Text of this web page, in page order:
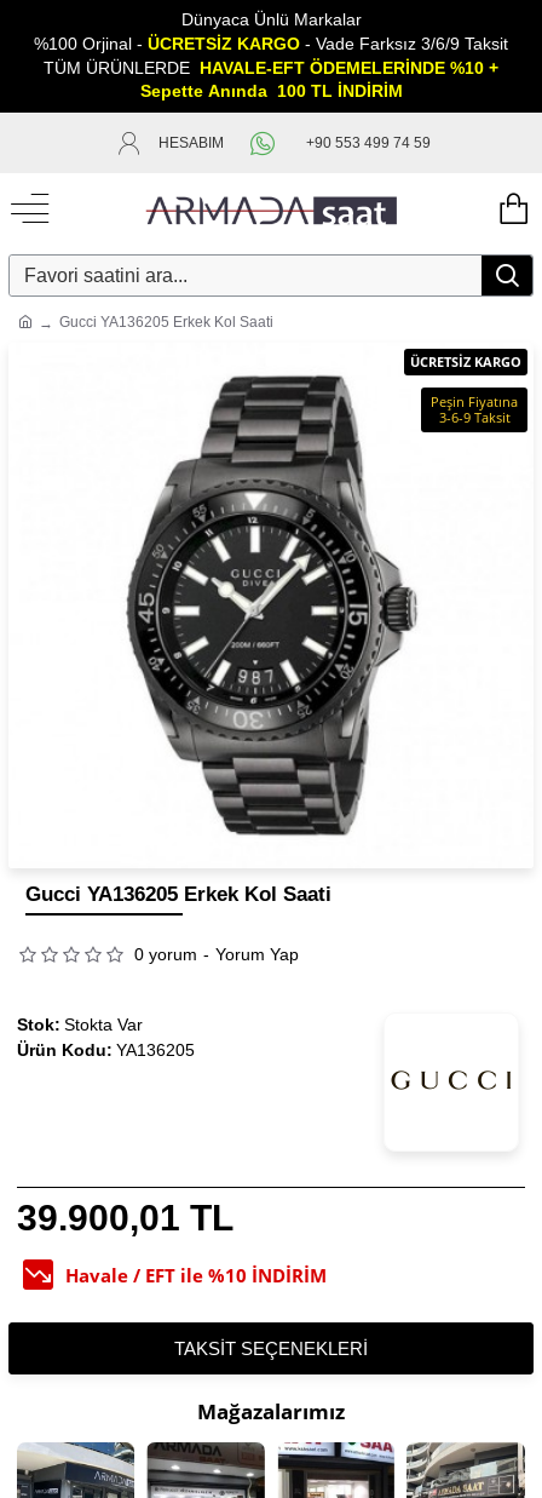
Dünyaca Ünlü Markalar
%100 Orjinal - ÜCRETSİZ KARGO - Vade Farksız 3/6/9 Taksit
TÜM ÜRÜNLERDE HAVALE-EFT ÖDEMELERİNDE %10 +
Sepette Anında 100 TL İNDİRİM
HESABIM +90 553 499 74 59
Gucci YA136205 Erkek Kol Saati
ÜCRETSİZ KARGO
Peşin Fiyatına
3-6-9 Taksit
Gucci YA136205 Erkek Kol Saati
0 yorum - Yorum Yap
39.900,01 TL
Havale / EFT ile %10 İNDİRİM
Stok: Stokta Var
Ürün Kodu: YA136205
TAKSIT SEÇENEKLERI
Mağazalarımız